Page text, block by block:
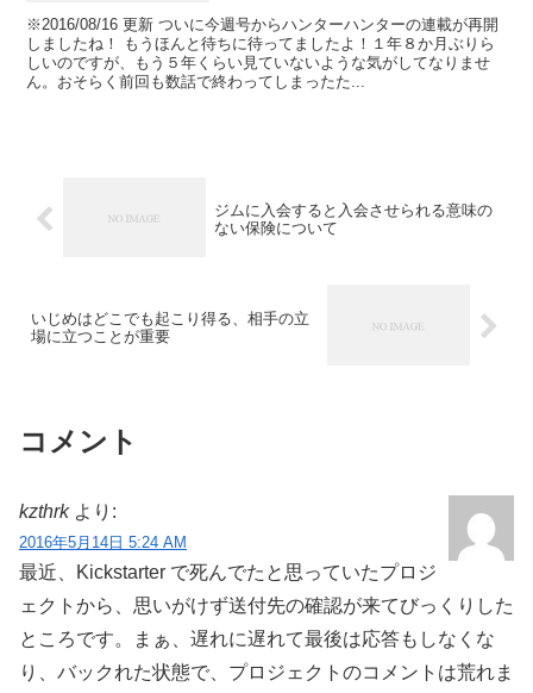
※2016/08/16 更新 ついに今週号からハンターハンターの連載が再開
しましたね！ もうほんと待ちに待ってましたよ！１年８か月ぶりら
しいのですが、もう５年くらい見ていないような気がしてなりませ
ん。おそらく前回も数話で終わってしまったた...
ジムに入会すると入会させられる意味の
ない保険について
いじめはどこでも起こり得る、相手の立
場に立つことが重要
コメント
kzthrk より:
2016年5月14日 5:24 AM
最近、Kickstarter で死んでたと思っていたプロジ
ェクトから、思いがけず送付先の確認が来てびっくりした
ところです。まぁ、遅れに遅れて最後は応答もしなくな
り、バックれた状態で、プロジェクトのコメントは荒れま